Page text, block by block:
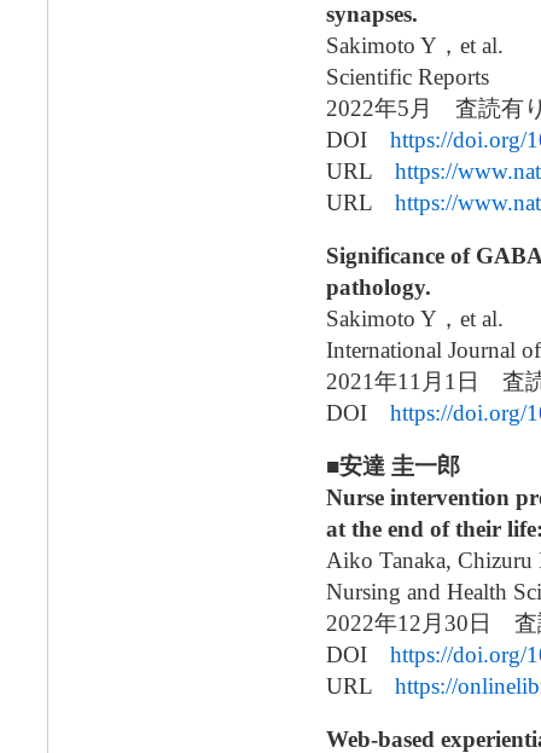
synapses.
Sakimoto Y，et al.
Scientific Reports
2022年5月 査読
DOI https://doi.org/
URL https://
URL https://
Significance of
pathology.
Sakimoto Y，et al.
International Journal
2021年11月1日 査
DOI https://doi.org/
■安達 圭一郎
Nurse intervention
at the end of their
Aiko Tanaka,
Nursing and Health
2022年12月30日
DOI https://doi.org/
URL https://
Web-based